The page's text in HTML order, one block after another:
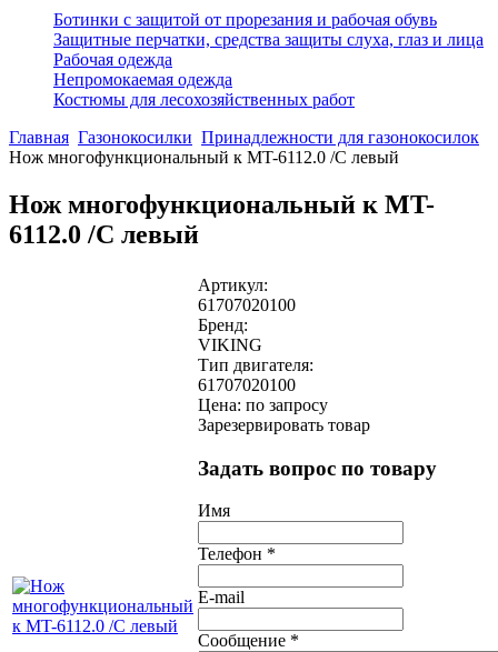
Ботинки с защитой от прорезания и рабочая обувь
Защитные перчатки, средства защиты слуха, глаз и лица
Рабочая одежда
Непромокаемая одежда
Костюмы для лесохозяйственных работ
Главная Газонокосилки Принадлежности для газонокосилок
Нож многофункциональный к MT-6112.0 /С левый
Нож многофункциональный к MT-
6112.0 /С левый
Артикул:
61707020100
Бренд:
VIKING
Тип двигателя:
61707020100
Цена: по запросу
Зарезервировать товар
Задать вопрос по товару
Имя
Телефон *
E-mail
Сообщение *